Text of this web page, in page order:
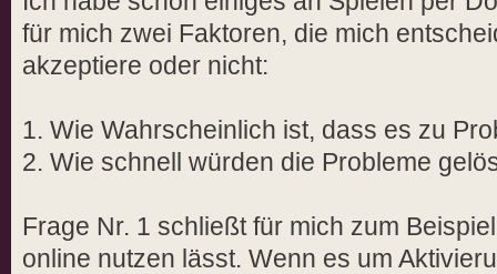
für mich zwei Faktoren, die mich
akzeptiere oder nicht:
1. Wie Wahrscheinlich ist, dass es zu
2. Wie schnell würden die Probleme
Frage Nr. 1 schließt für mich zum
online nutzen lässt. Wenn es um